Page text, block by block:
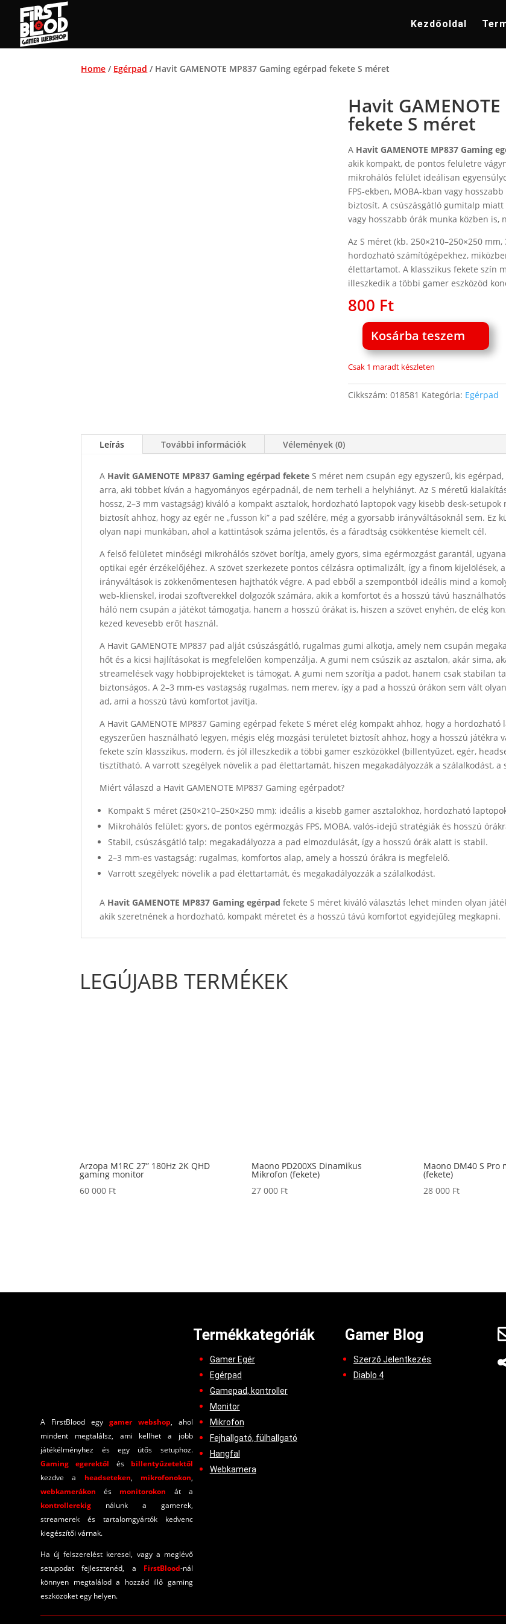
Kezdőoldal
Home / Egérpad / Havit GAMENOTE MP837 Gaming egérpad fekete S méret
Havit
fekete S méret
A Havit GAMENOTE MP837 Gaming
akik kompakt, de pontos felületre
mikrohálós felület ideálisan
FPS‑ekben, MOBA‑kban vagy
biztosít. A csúszásgátló gumitalp
vagy hosszabb órák munka közben is,
Az S méret (kb. 250×210–250×250
hordozható számítógépekhez,
élettartamot. A klasszikus fekete szín
illeszkedik a többi gamer eszközöd
800 Ft
Havit
GAMENOTE
MP837
Gaming
egérpad
mennyiség
Kosárba teszem
Csak 1 maradt készleten
Cikkszám: 018581 Kategória: Egérpad
Leírás További információk Vélemények (0)
A Havit GAMENOTE MP837 Gaming egérpad fekete S méret nem csupán egy egyszerű, kis
arra, aki többet kíván a hagyományos egérpadnál, de nem terheli a helyhiányt. Az S méretű
hossz, 2–3 mm vastagság) kiváló a kompakt asztalok, hordozható laptopok vagy kisebb
biztosít ahhoz, hogy az egér ne „fusson ki” a pad szélére, még a gyorsabb irányváltásoknál sem. Ez
olyan napi munkában, ahol a kattintások száma jelentős, és a fáradtság csökkentése kiemelt cél.
A felső felületet minőségi mikrohálós szövet borítja, amely gyors, sima egérmozgást garantál,
optikai egér érzékelőjéhez. A szövet szerkezete pontos célzásra optimalizált, így a finom kijelölések,
irányváltások is zökkenőmentesen hajthatók végre. A pad ebből a szempontból ideális mind a
web‑klienskel, irodai szoftverekkel dolgozók számára, akik a komfortot és a hosszú távú
háló nem csupán a játékot támogatja, hanem a hosszú órákat is, hiszen a szövet enyhén, de elég
kezed kevesebb erőt használ.
A Havit GAMENOTE MP837 pad alját csúszásgátló, rugalmas gumi alkotja, amely nem csupán
hőt és a kicsi hajlításokat is megfelelően kompenzálja. A gumi nem csúszik az asztalon, akár sima,
streamelések vagy hobbiprojekteket is támogat. A gumi nem szorítja a padot, hanem csak stabilan
biztonságos. A 2–3 mm-es vastagság rugalmas, nem merev, így a pad a hosszú órákon sem vált
ad, ami a hosszú távú komfortot javítja.
A Havit GAMENOTE MP837 Gaming egérpad fekete S méret elég kompakt ahhoz, hogy a
egyszerűen használható legyen, mégis elég mozgási területet biztosít ahhoz, hogy a hosszú játékra
fekete szín klasszikus, modern, és jól illeszkedik a többi gamer eszközökkel (billentyűzet, egér,
tisztítható. A varrott szegélyek növelik a pad élettartamát, hiszen megakadályozzák a szálalkodást, a
Miért válaszd a Havit GAMENOTE MP837 Gaming egérpadot?
Kompakt S méret (250×210–250×250 mm): ideális a kisebb gamer asztalokhoz, hordozható
Mikrohálós felület: gyors, de pontos egérmozgás FPS, MOBA, valós‑idejű stratégiák és hosszú
Stabil, csúszásgátló talp: megakadályozza a pad elmozdulását, így a hosszú órák alatt is stabil.
2–3 mm‑es vastagság: rugalmas, komfortos alap, amely a hosszú órákra is megfelelő.
Varrott szegélyek: növelik a pad élettartamát, és megakadályozzák a szálalkodást.
A Havit GAMENOTE MP837 Gaming egérpad fekete S méret kiváló választás lehet minden olyan
akik szeretnének a hordozható, kompakt méretet és a hosszú távú komfortot egyidejűleg megkapni.
LEGÚJABB TERMÉKEK
Arzopa M1RC 27” 180Hz 2K QHD
gaming monitor
60 000 Ft
Maono PD200XS Dinamikus
Mikrofon (fekete)
27 000 Ft
Maono DM40 S Pro
(fekete)
28 000 Ft
A FirstBlood egy gamer webshop, ahol
mindent megtalálsz, ami kellhet a jobb
játékélményhez és egy ütős setuphoz.
Gaming egerektől és billentyűzetektől
kezdve a headseteken, mikrofonokon,
webkamerákon és monitorokon át a
kontrollerekig nálunk a gamerek,
streamerek és tartalomgyártók kedvenc
kiegészítői várnak.
Ha új felszerelést keresel, vagy a meglévő
setupodat fejlesztenéd, a FirstBlood-nál
könnyen megtalálod a hozzád illő gaming
eszközöket egy helyen.
Termékkategóriák
Gamer Egér
Egérpad
Gamepad, kontroller
Monitor
Mikrofon
Fejhallgató, fülhallgató
Hangfal
Webkamera
Gamer Blog
Szerző Jelentkezés
Diablo 4